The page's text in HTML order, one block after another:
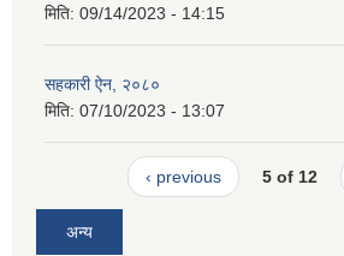
मिति: 09/14/2023 - 14:15
सहकारी ऐन, २०८०
मिति: 07/10/2023 - 13:07
‹ previous 5 of 12
अन्य